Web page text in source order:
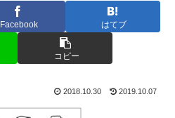
Facebook はてブ
コピー
2018.10.30 2019.10.07